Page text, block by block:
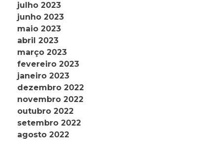
julho 2023
junho 2023
maio 2023
abril 2023
março 2023
fevereiro 2023
janeiro 2023
dezembro 2022
novembro 2022
outubro 2022
setembro 2022
agosto 2022